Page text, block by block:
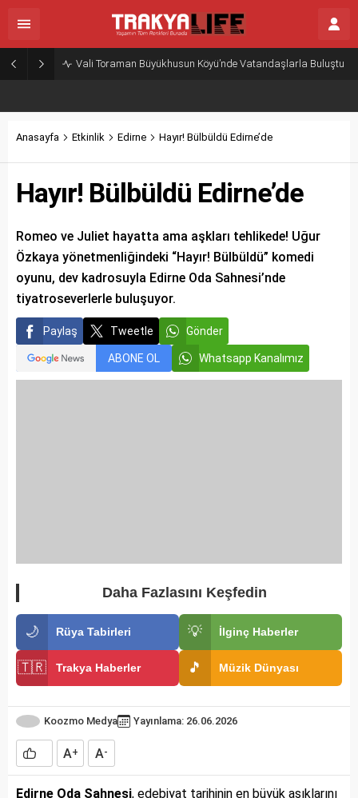
Vali Toraman Büyükhusun Köyü’nde Vatandaşlarla Buluştu
Anasayfa Etkinlik Edirne Hayır! Bülbüldü Edirne’de
Hayır! Bülbüldü Edirne’de
Romeo ve Juliet hayatta ama aşkları tehlikede! Uğur
Özkaya yönetmenliğindeki “Hayır! Bülbüldü” komedi
oyunu, dev kadrosuyla Edirne Oda Sahnesi’nde
tiyatroseverlerle buluşuyor.
Paylaş Tweetle Gönder
ABONE OL Whatsapp Kanalımız
Daha Fazlasını Keşfedin
🌙 Rüya Tabirleri 💡 İlginç Haberler
🇹🇷 Trakya Haberler 🎵 Müzik Dünyası
Koozmo Medya Yayınlama: 26.06.2026
A+ A-
Edirne Oda Sahnesi, edebiyat tarihinin en büyük aşıklarını